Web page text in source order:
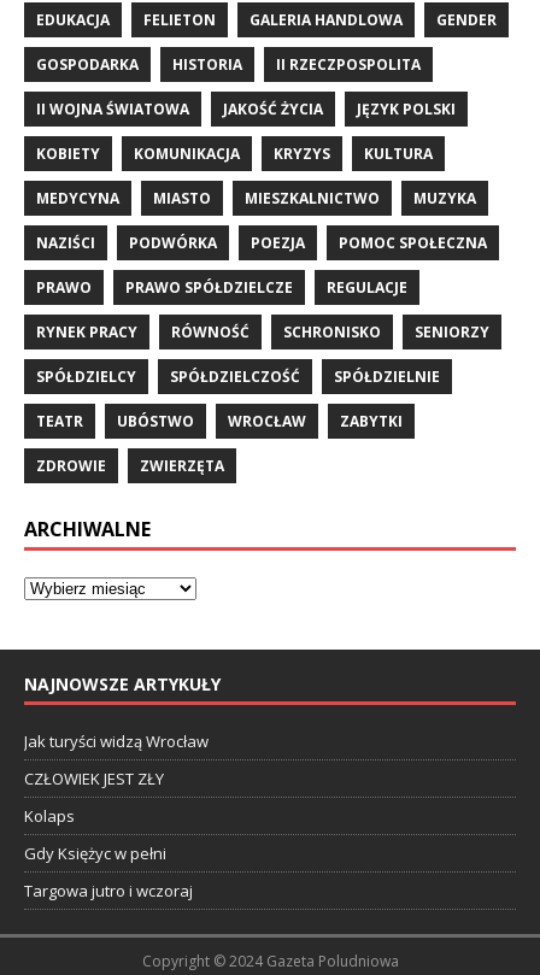
EDUKACJA FELIETON GALERIA HANDLOWA GENDER
GOSPODARKA HISTORIA II RZECZPOSPOLITA
II WOJNA ŚWIATOWA JAKOŚĆ ŻYCIA JĘZYK POLSKI
KOBIETY KOMUNIKACJA KRYZYS KULTURA
MEDYCYNA MIASTO MIESZKALNICTWO MUZYKA
NAZIŚCI PODWÓRKA POEZJA POMOC SPOŁECZNA
PRAWO PRAWO SPÓŁDZIELCZE REGULACJE
RYNEK PRACY RÓWNOŚĆ SCHRONISKO SENIORZY
SPÓŁDZIELCY SPÓŁDZIELCZOŚĆ SPÓŁDZIELNIE
TEATR UBÓSTWO WROCŁAW ZABYTKI
ZDROWIE ZWIERZĘTA
ARCHIWALNE
NAJNOWSZE ARTYKUŁY
Jak turyści widzą Wrocław
CZŁOWIEK JEST ZŁY
Kolaps
Gdy Księżyc w pełni
Targowa jutro i wczoraj
Copyright © 2024 Gazeta Poludniowa